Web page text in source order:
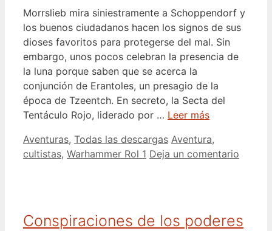
Morrslieb mira siniestramente a Schoppendorf y
los buenos ciudadanos hacen los signos de sus
dioses favoritos para protegerse del mal. Sin
embargo, unos pocos celebran la presencia de
la luna porque saben que se acerca la
conjunción de Erantoles, un presagio de la
época de Tzeentch. En secreto, la Secta del
Tentáculo Rojo, liderado por … Leer más
Categorías
Aventuras, Todas las descargas Etiquetas
Aventura,
cultistas, Warhammer Rol 1 Deja un comentario
Conspiraciones de los poderes